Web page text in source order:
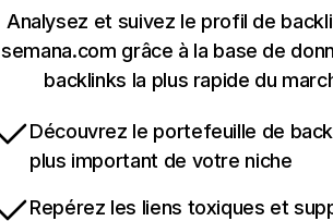
Analysez et suivez le profil de
semana.com grâce à la base de
backlinks la plus rapide du
Découvrez le portefeuille de
plus important de votre niche
Repérez les liens toxiques et